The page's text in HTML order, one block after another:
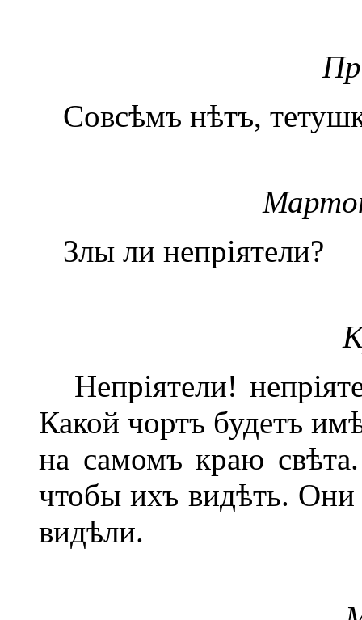
Совсѣмъ нѣтъ,
Злы ли непріятели?
Непріятели!
Какой чортъ будетъ
на самомъ краю
чтобы ихъ видѣть.
видѣли.